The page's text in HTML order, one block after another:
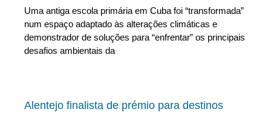
Uma antiga escola primária em Cuba foi “transformada”
num espaço adaptado às alterações climáticas e
demonstrador de soluções para “enfrentar” os principais
desafios ambientais da
Alentejo finalista de prémio para destinos